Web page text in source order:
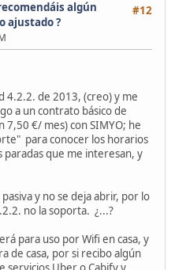
#12
algún
ajustado ?
4.2.2. de 2013, (creo) y me
a un contrato básico de
7,50 €/ mes) con SIMYO; he
para conocer los horarios
paradas que me interesan, y
y no se deja abrir, por lo
no la soporta. ¿...?
para uso por Wifi en casa, y
de casa, por si recibo algún